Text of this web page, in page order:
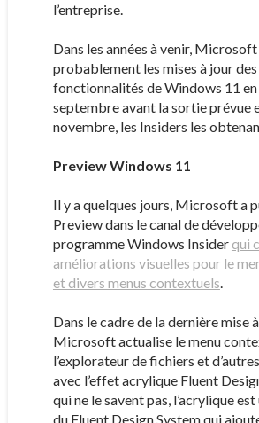
l’entreprise.
Dans les années à venir,
probablement les mises à jour des
fonctionnalités de Windows 11
septembre avant la sortie prévue
novembre, les Insiders les
Preview Windows 11
Il y a quelques jours, Microsoft a
Preview dans le canal de
programme Windows Insider qui
améliorations visuelles pour le
et divers menus contextuels.
Dans le cadre de la dernière mise
Microsoft actualise le menu
l’explorateur de fichiers et
avec l’effet acrylique Fluent
qui ne le savent pas, l’acrylique
du Fluent Design System qui